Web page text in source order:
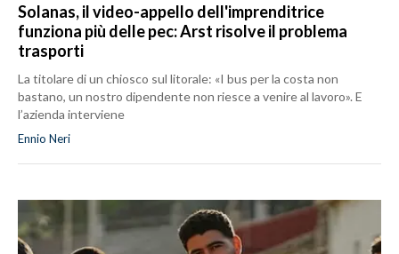
Solanas, il video-appello dell'imprenditrice
funziona più delle pec: Arst risolve il problema
trasporti
La titolare di un chiosco sul litorale: «I bus per la costa non
bastano, un nostro dipendente non riesce a venire al lavoro». E
l’azienda interviene
Ennio Neri